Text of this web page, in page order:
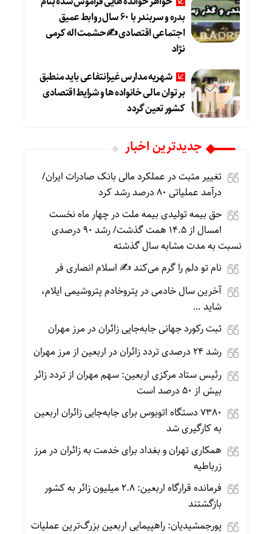
بدره و سربندر با ۶۰ سال روابط عمیق
اجتماعی اقتصادی ✍حشمت اله کرمی
نژاد
شهریه مدارس غیرانتفاعی باید منطبق
بر توان مالی خانواده ها و شرایط اقتصادی
کشور تعین گردد
جديدترين اخبار
تغییر مثبت در عملکرد مالی بانک صادرات ایران/
درآمد عملیاتی ۸۰ درصد رشد کرد
حق بیمه تولیدی بیمه ملت در چهار ماه نخست
امسال از ۱۴.۵ همت گذشت/ رشد ۹۰ درصدی
نسبت به مدت مشابه سال گذشته
نام تو دلم را گرم می‌کند ✍️ اسلام انصاری فر
آخرین سال خادمی در پتروخادم پتروشیمی ایلام،
شاید …
ثبت رکورد جهانی جابه‌جایی زائران در مرز مهران
رشد ۲۴ درصدی تردد زائران در اربعین از مرز مهران
رئیس ستاد مرکزی اربعین: سهم مهران از تردد زائر
بیش از ۵۰ درصد است
۷۳۸۰ دستگاه اتوبوس برای جابه‌جایی زائران اربعین
به‌ کارگیری شد
همکاری تهران و بغداد برای خدمت به زائران در مرز
زرباطیه
فرمانده قرارگاه اربعین: ۲.۸ میلیون زائر به کشور
بازگشتند
پورجمشیدیان: راهپیمایی اربعین بزرگ‌ترین عملیات